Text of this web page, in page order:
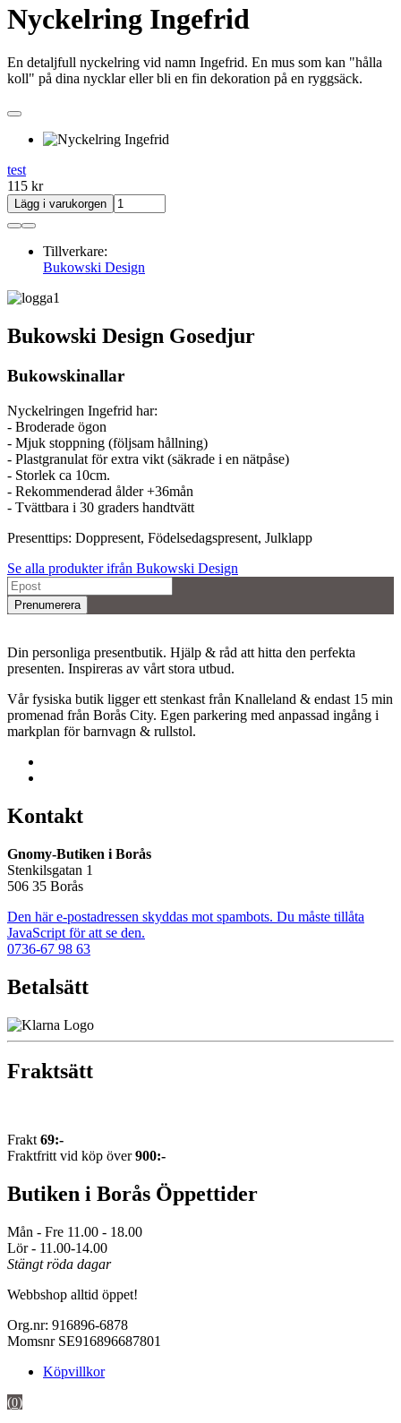
Nyckelring Ingefrid
En detaljfull nyckelring vid namn Ingefrid. En mus som kan "hålla
koll" på dina nycklar eller bli en fin dekoration på en ryggsäck.
test
115 kr
Lägg i varukorgen
Tillverkare:
Bukowski Design
Bukowski Design Gosedjur
Bukowskinallar
Nyckelringen Ingefrid har:
- Broderade ögon
- Mjuk stoppning (följsam hållning)
- Plastgranulat för extra vikt (säkrade i en nätpåse)
- Storlek ca 10cm.
- Rekommenderad ålder +36mån
- Tvättbara i 30 graders handtvätt
Presenttips: Doppresent, Födelsedagspresent, Julklapp
Se alla produkter ifrån Bukowski Design
Prenumerera
Din personliga presentbutik. Hjälp & råd att hitta den perfekta
presenten. Inspireras av vårt stora utbud.
Vår fysiska butik ligger ett stenkast från Knalleland & endast 15 min
promenad från Borås City. Egen parkering med anpassad ingång i
markplan för barnvagn & rullstol.
Kontakt
Gnomy-Butiken i Borås
Stenkilsgatan 1
506 35 Borås
Den här e-postadressen skyddas mot spambots. Du måste tillåta
JavaScript för att se den.
0736-67 98 63
Betalsätt
Fraktsätt
Frakt 69:-
Fraktfritt vid köp över900:-
Butiken i Borås Öppettider
Mån - Fre 11.00 - 18.00
Lör - 11.00-14.00
Stängt röda dagar
Webbshop alltid öppet!
Org.nr: 916896-6878
Momsnr SE916896687801
Köpvillkor
(0)